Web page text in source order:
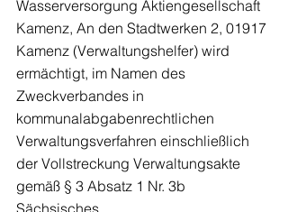
Wasserversorgung Aktiengesellschaft
Kamenz, An den Stadtwerken 2, 01917
Kamenz (Verwaltungshelfer) wird
ermächtigt, im Namen des
Zweckverbandes in
kommunalabgabenrechtlichen
Verwaltungsverfahren einschließlich
der Vollstreckung Verwaltungsakte
gemäß § 3 Absatz 1 Nr. 3b
Sächsisches